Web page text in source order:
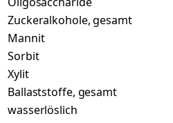
Zuckeralkohole, gesamt
Mannit
Sorbit
Xylit
Ballaststoffe, gesamt
wasserlöslich